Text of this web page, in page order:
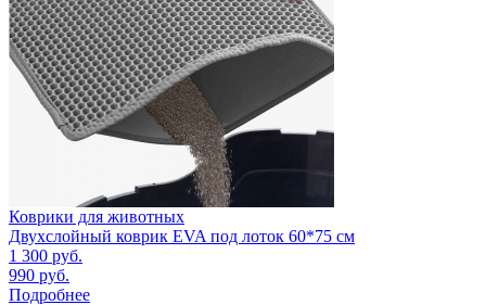
Коврики для животных
Двухслойный коврик EVA под лоток 60*75 см
1 300 руб.
990 руб.
Подробнее